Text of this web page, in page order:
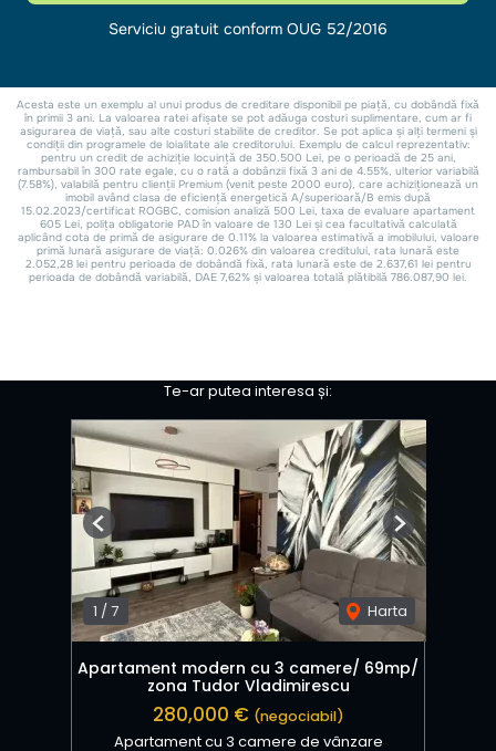
Te-ar putea interesa și:
1 / 7 Harta
Previous Next
Apartament modern cu 3 camere/ 69mp/
zona Tudor Vladimirescu
280,000 € (negociabil)
Apartament cu 3 camere de vânzare